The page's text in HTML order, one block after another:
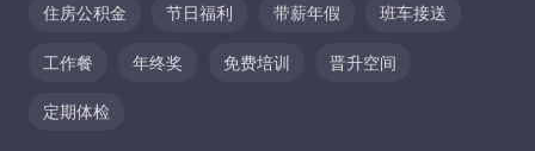
住房公积金 节日福利 带薪年假 班车接送
工作餐 年终奖 免费培训 晋升空间
定期体检